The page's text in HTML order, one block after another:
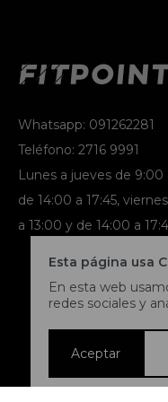
Esta página usa
En esta web
redes sociales y
Aceptar
Whatsapp: 091262281
Teléfono: 2716 9991
Lunes a jueves de 9:00
de 14:00 a 17:45,
a 13:00 y de 14:00 a